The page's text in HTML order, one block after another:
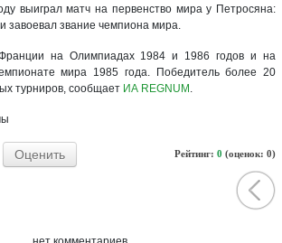
выиграл матч на первенство мира у Петросяна:
завоевал звание чемпиона мира.
Франции на Олимпиадах 1984 и 1986 годов и на
мира 1985 года. Победитель более 20
турниров, сообщает ИА REGNUM .
Рейтинг: 0 (оценок: 0)